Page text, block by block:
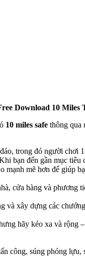
Download 10 Miles
10 miles safe thông qua
trong đó người
bạn đến gần mục
mạnh mẽ hơn để giúp
cửa hàng và
xây dựng các
hãy kéo xa và
công, súng phóng